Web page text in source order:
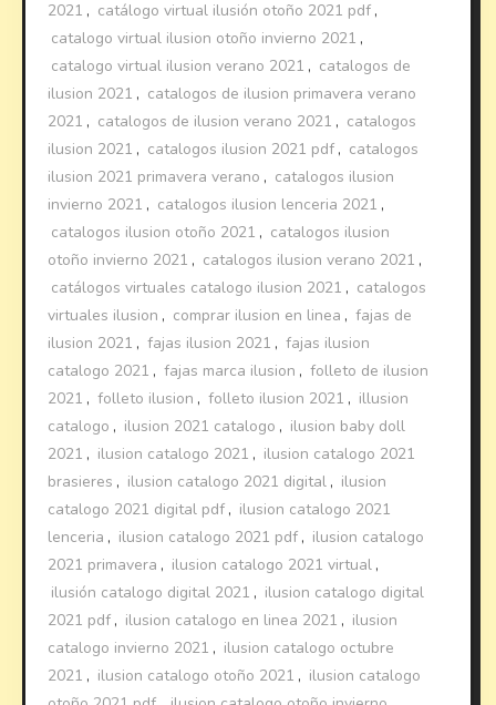
2021 , catálogo virtual ilusión otoño 2021 pdf ,
catalogo virtual ilusion otoño invierno 2021 ,
catalogo virtual ilusion verano 2021 , catalogos de
ilusion 2021 , catalogos de ilusion primavera verano
2021 , catalogos de ilusion verano 2021 , catalogos
ilusion 2021 , catalogos ilusion 2021 pdf , catalogos
ilusion 2021 primavera verano , catalogos ilusion
invierno 2021 , catalogos ilusion lenceria 2021 ,
catalogos ilusion otoño 2021 , catalogos ilusion
otoño invierno 2021 , catalogos ilusion verano 2021 ,
catálogos virtuales catalogo ilusion 2021 , catalogos
virtuales ilusion , comprar ilusion en linea , fajas de
ilusion 2021 , fajas ilusion 2021 , fajas ilusion
catalogo 2021 , fajas marca ilusion , folleto de ilusion
2021 , folleto ilusion , folleto ilusion 2021 , illusion
catalogo , ilusion 2021 catalogo , ilusion baby doll
2021 , ilusion catalogo 2021 , ilusion catalogo 2021
brasieres , ilusion catalogo 2021 digital , ilusion
catalogo 2021 digital pdf , ilusion catalogo 2021
lenceria , ilusion catalogo 2021 pdf , ilusion catalogo
2021 primavera , ilusion catalogo 2021 virtual ,
ilusión catalogo digital 2021 , ilusion catalogo digital
2021 pdf , ilusion catalogo en linea 2021 , ilusion
catalogo invierno 2021 , ilusion catalogo octubre
2021 , ilusion catalogo otoño 2021 , ilusion catalogo